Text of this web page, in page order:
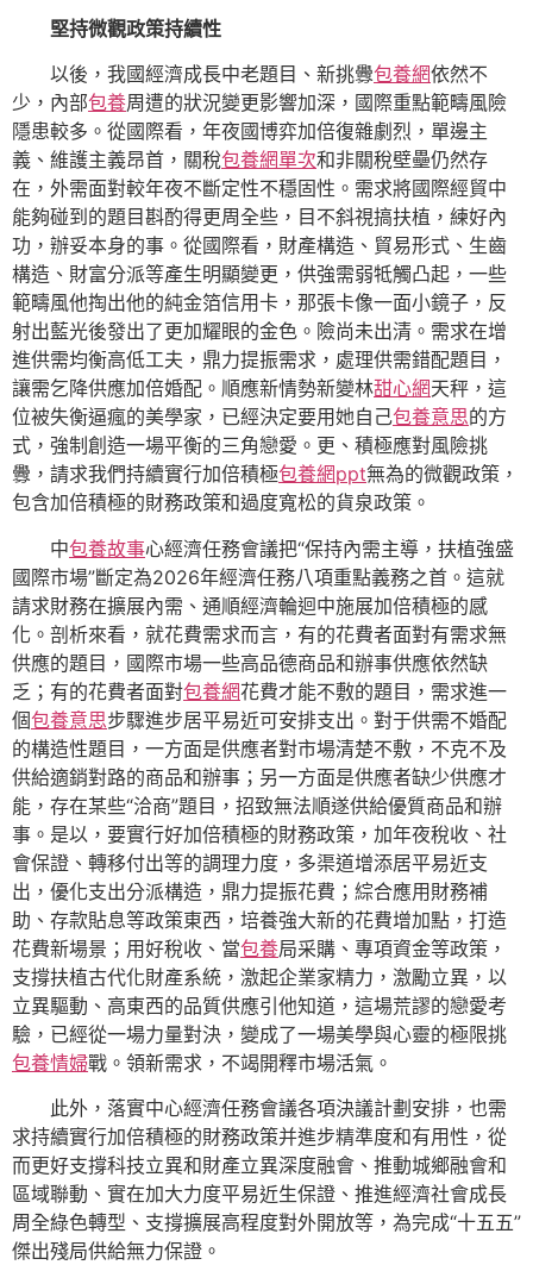
堅持微觀政策持續性
以後，我國經濟成長中老題目、新挑釁包養網依然不
少，內部包養周遭的狀況變更影響加深，國際重點範疇風險
隱患較多。從國際看，年夜國博弈加倍復雜劇烈，單邊主
義、維護主義昂首，關稅包養網單次和非關稅壁壘仍然存
在，外需面對較年夜不斷定性不穩固性。需求將國際經貿中
能夠碰到的題目斟酌得更周全些，目不斜視搞扶植，練好內
功，辦妥本身的事。從國際看，財產構造、貿易形式、生齒
構造、財富分派等產生明顯變更，供強需弱牴觸凸起，一些
範疇風他掏出他的純金箔信用卡，那張卡像一面小鏡子，反
射出藍光後發出了更加耀眼的金色。險尚未出清。需求在增
進供需均衡高低工夫，鼎力提振需求，處理供需錯配題目，
讓需乞降供應加倍婚配。順應新情勢新變林甜心網天秤，這
位被失衡逼瘋的美學家，已經決定要用她自己包養意思的方
式，強制創造一場平衡的三角戀愛。更、積極應對風險挑
釁，請求我們持續實行加倍積極包養網ppt無為的微觀政策，
包含加倍積極的財務政策和過度寬松的貨泉政策。
中包養故事心經濟任務會議把“保持內需主導，扶植強盛
國際市場”斷定為2026年經濟任務八項重點義務之首。這就
請求財務在擴展內需、通順經濟輪迴中施展加倍積極的感
化。剖析來看，就花費需求而言，有的花費者面對有需求無
供應的題目，國際市場一些高品德商品和辦事供應依然缺
乏；有的花費者面對包養網花費才能不敷的題目，需求進一
個包養意思步驟進步居平易近可安排支出。對于供需不婚配
的構造性題目，一方面是供應者對市場清楚不敷，不克不及
供給適銷對路的商品和辦事；另一方面是供應者缺少供應才
能，存在某些“洽商”題目，招致無法順遂供給優質商品和辦
事。是以，要實行好加倍積極的財務政策，加年夜稅收、社
會保證、轉移付出等的調理力度，多渠道增添居平易近支
出，優化支出分派構造，鼎力提振花費；綜合應用財務補
助、存款貼息等政策東西，培養強大新的花費增加點，打造
花費新場景；用好稅收、當包養局采購、專項資金等政策，
支撐扶植古代化財產系統，激起企業家精力，激勵立異，以
立異驅動、高東西的品質供應引他知道，這場荒謬的戀愛考
驗，已經從一場力量對決，變成了一場美學與心靈的極限挑
包養情婦戰。領新需求，不竭開釋市場活氣。
此外，落實中心經濟任務會議各項決議計劃安排，也需
求持續實行加倍積極的財務政策并進步精準度和有用性，從
而更好支撐科技立異和財產立異深度融會、推動城鄉融會和
區域聯動、實在加大力度平易近生保證、推進經濟社會成長
周全綠色轉型、支撐擴展高程度對外開放等，為完成“十五五”
傑出殘局供給無力保證。